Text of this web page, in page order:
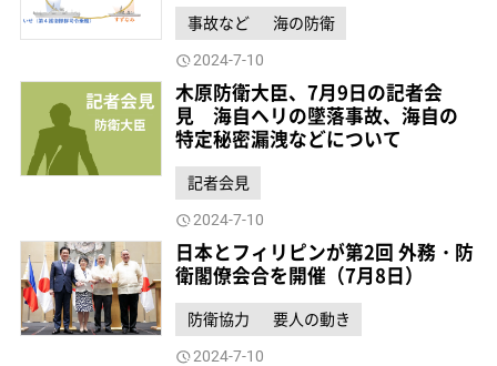
事故など 海の防衛
2024-7-10
木原防衛大臣、7月9日の記者会
見 海自ヘリの墜落事故、海自の
特定秘密漏洩などについて
記者会見
2024-7-10
日本とフィリピンが第2回 外務・防
衛閣僚会合を開催（7月8日）
防衛協力 要人の動き
2024-7-10